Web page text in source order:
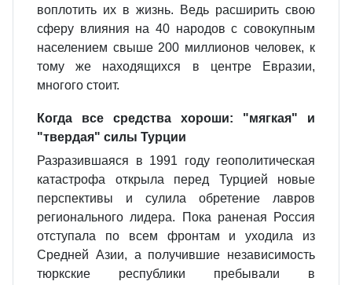
воплотить их в жизнь. Ведь расширить свою
сферу влияния на 40 народов с совокупным
населением свыше 200 миллионов человек, к
тому же находящихся в центре Евразии,
многого стоит.
Когда все средства хороши: "мягкая" и
"твердая" силы Турции
Разразившаяся в 1991 году геополитическая
катастрофа открыла перед Турцией новые
перспективы и сулила обретение лавров
регионального лидера. Пока раненая Россия
отступала по всем фронтам и уходила из
Средней Азии, а получившие независимость
тюркские республики пребывали в